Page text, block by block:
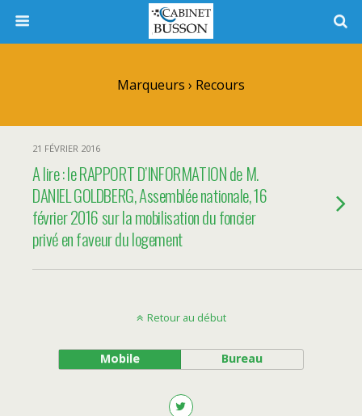
Marqueurs › Recours
21 FÉVRIER 2016
A lire : le RAPPORT D’INFORMATION de M.
DANIEL GOLDBERG, Assemblée nationale, 16
février 2016 sur la mobilisation du foncier
privé en faveur du logement
Retour au début
Mobile Bureau